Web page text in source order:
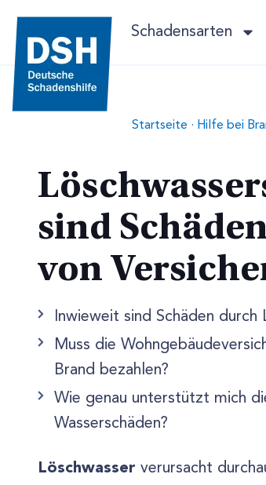
Schadensarten
Startseite · Hilfe bei
sind
von
Inwieweit sind Schäden durch
Muss die
Brand bezahlen?
Wie genau unterstützt mich
Wasserschäden?
Löschwasser verursacht